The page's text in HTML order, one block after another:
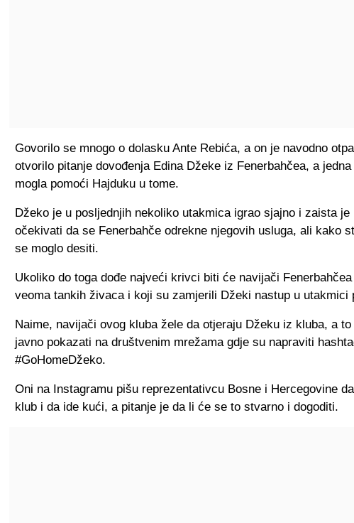
Govorilo se mnogo o dolasku Ante Rebića, a on je navodno
otvorilo pitanje dovođenja Edina Džeke iz Fenerbahčea, a
mogla pomoći Hajduku u tome.
Džeko je u posljednjih nekoliko utakmica igrao sjajno i zaista
očekivati da se Fenerbahče odrekne njegovih usluga, ali kako
se moglo desiti.
Ukoliko do toga dođe najveći krivci biti će navijači
veoma tankih živaca i koji su zamjerili Džeki nastup u utakmici
Naime, navijači ovog kluba žele da otjeraju Džeku iz kluba, a
javno pokazati na društvenim mrežama gdje su napraviti
#GoHomeDžeko.
Oni na Instagramu pišu reprezentativcu Bosne i Hercegovine
klub i da ide kući, a pitanje je da li će se to stvarno i dogoditi.